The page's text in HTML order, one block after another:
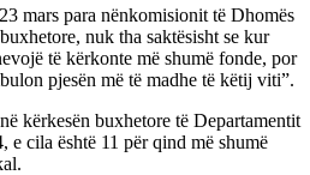
mars para nënkomisionit të Dhomës
nuk tha saktësisht se kur
të kërkonte më shumë fonde, por
pjesën më të madhe të këtij viti”.
kërkesën buxhetore të Departamentit
cila është 11 për qind më shumë